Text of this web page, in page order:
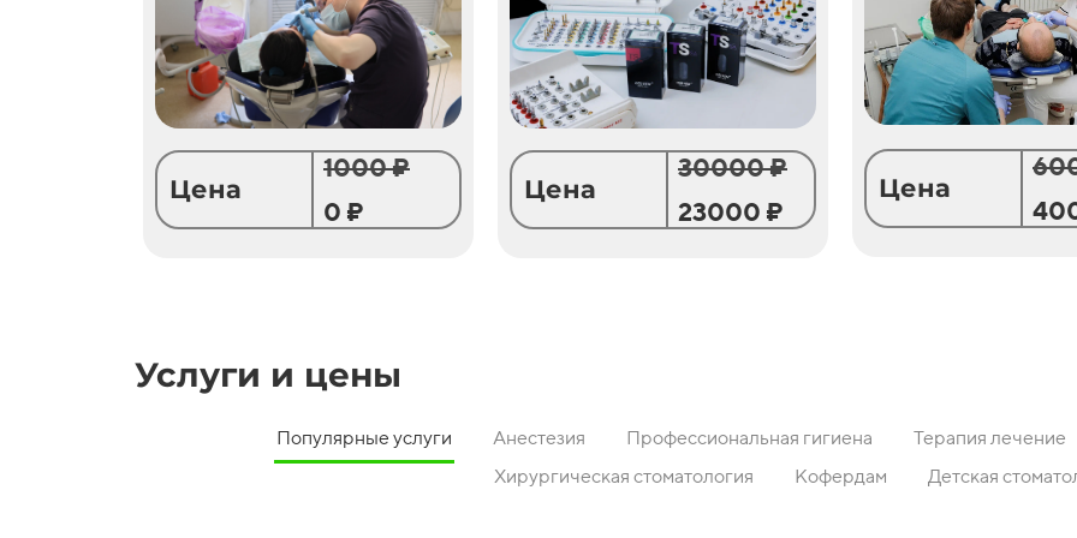
Цена
1000 ₽
0 ₽
Цена
30000 ₽
23000 ₽
Цена
Услуги и цены
Популярные услуги Анестезия Профессиональная гигиена Терапия лечение
Хирургическая стоматология
Кофердам Детская